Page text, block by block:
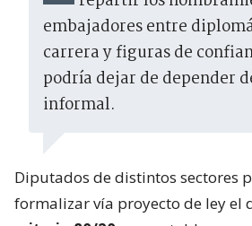
embajadores entre
carrera y figuras de
podría dejar de depender
informal.
Diputados de distintos sectores
formalizar vía proyecto de ley el